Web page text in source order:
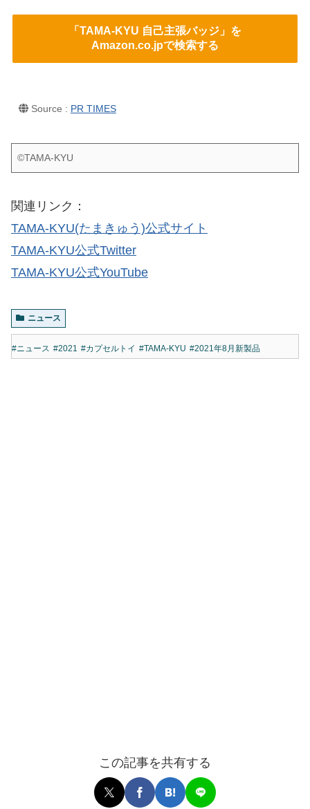
「TAMA-KYU 自己主張バッジ」を
Amazon.co.jpで検索する
Source : PR TIMES
©TAMA-KYU
関連リンク：
TAMA-KYU(たまきゅう)公式サイト
TAMA-KYU公式Twitter
TAMA-KYU公式YouTube
ニュース
#ニュース #2021 #カプセルトイ #TAMA-KYU #2021年8月新製品
この記事を共有する